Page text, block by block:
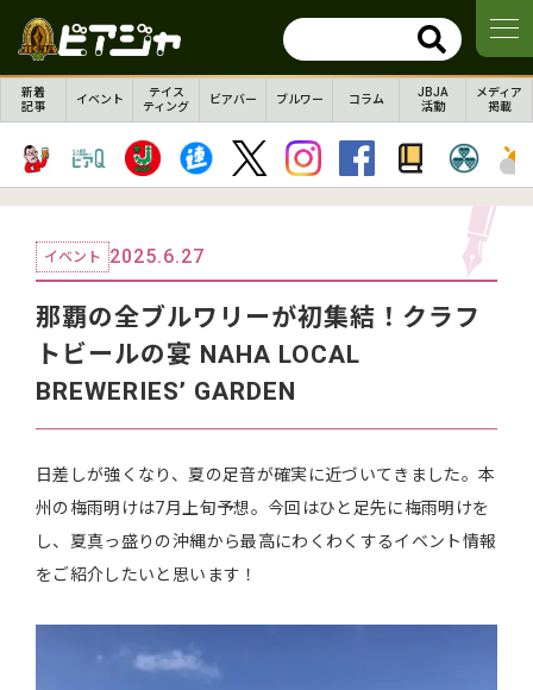
新着
記事
イベント
テイス
ティング
ビアバー ブルワー コラム
JBJA
活動
メディア
掲載
イベント 2025.6.27
那覇の全ブルワリーが初集結！クラフ
トビールの宴 ΝAHA LOCAL
BREWERIES’ GARDEN
日差しが強くなり、夏の足音が確実に近づいてきました。本
州の梅雨明けは7月上旬予想。今回はひと足先に梅雨明けを
し、夏真っ盛りの沖縄から最高にわくわくするイベント情報
をご紹介したいと思います！